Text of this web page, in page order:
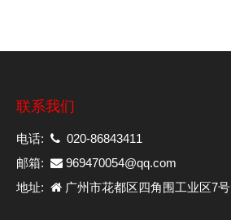
联系我们
电话:
020-86843411
邮箱:
969470054@qq.com
地址:
广州市花都区四角围工业区7号